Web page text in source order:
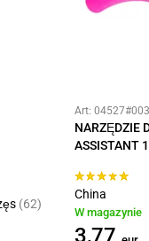
Art:
NARZĘDZIE
ASSISTANT
China
W magazynie
3,77
(62)